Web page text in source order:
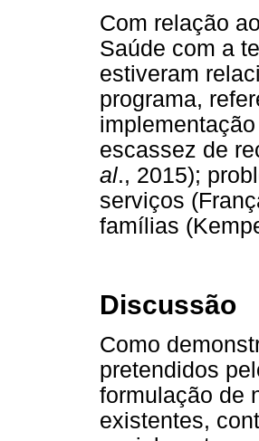
Com relação
Saúde com a
estiveram
programa,
escassez de
al., 2015);
serviços
famílias
Discussão
Como
pretendidos
formulação de
existentes,